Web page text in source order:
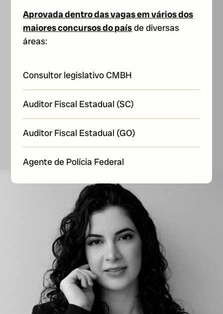
Aprovada dentro das vagas em vários dos
maiores concursos do paísde diversas
áreas:
Consultor legislativo CMBH
Auditor Fiscal Estadual (SC)
Auditor Fiscal Estadual (GO)
Agente de Polícia Federal